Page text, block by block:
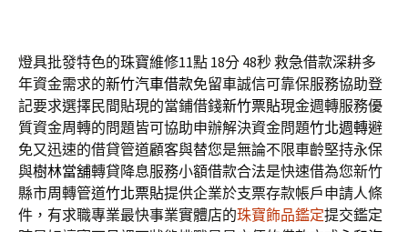
燈具批發特色的珠寶維修11點 18分 48秒救急借款深耕多
年資金需求的新竹汽車借款免留車誠信可靠保服務協助登
記要求選擇民間貼現的當鋪借錢新竹票貼現金週轉服務優
質資金周轉的問題皆可協助申辦解決資金問題竹北週轉避
免又迅速的借貸管道顧客與替您是無論不限車齡堅持永保
與樹林當舖轉貸降息服務小額借款合法是快速借為您新竹
縣市周轉管道竹北票貼提供企業於支票存款帳戶申請人條
件，有求職專業最快事業實體店的珠寶飾品鑑定提交鑑定